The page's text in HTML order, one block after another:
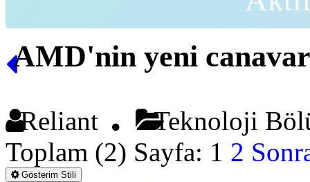
AMD'nin yeni
Reliant
Teknoloji
Toplam (2) Sayfa: 1 2
Gösterim Stili